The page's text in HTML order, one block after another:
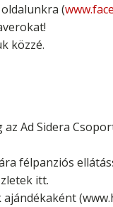
(
közzé.
Ad Sidera
félpanziós
itt.
ajándékaként